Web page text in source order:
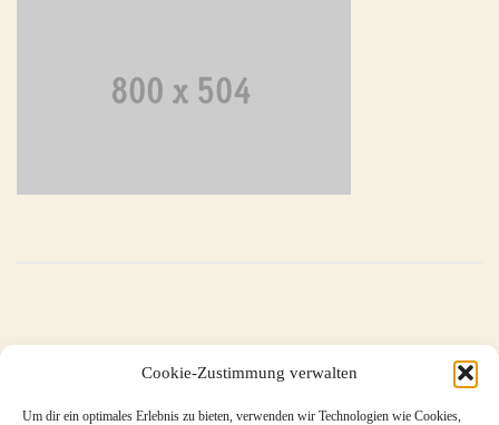
Cookie-Zustimmung verwalten
Um dir ein optimales Erlebnis zu bieten, verwenden wir Technologien wie Cookies,
←gallery1